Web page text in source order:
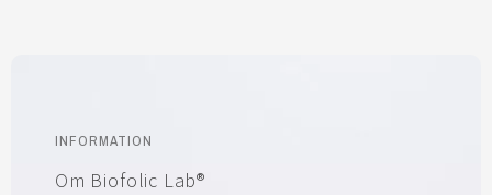
INFORMATION
Om Biofolic Lab®